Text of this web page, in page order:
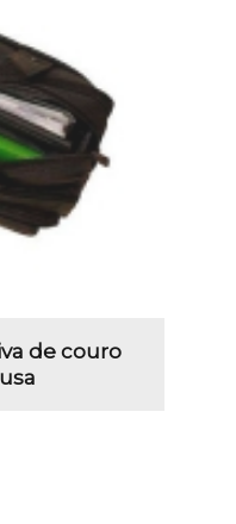
de couro